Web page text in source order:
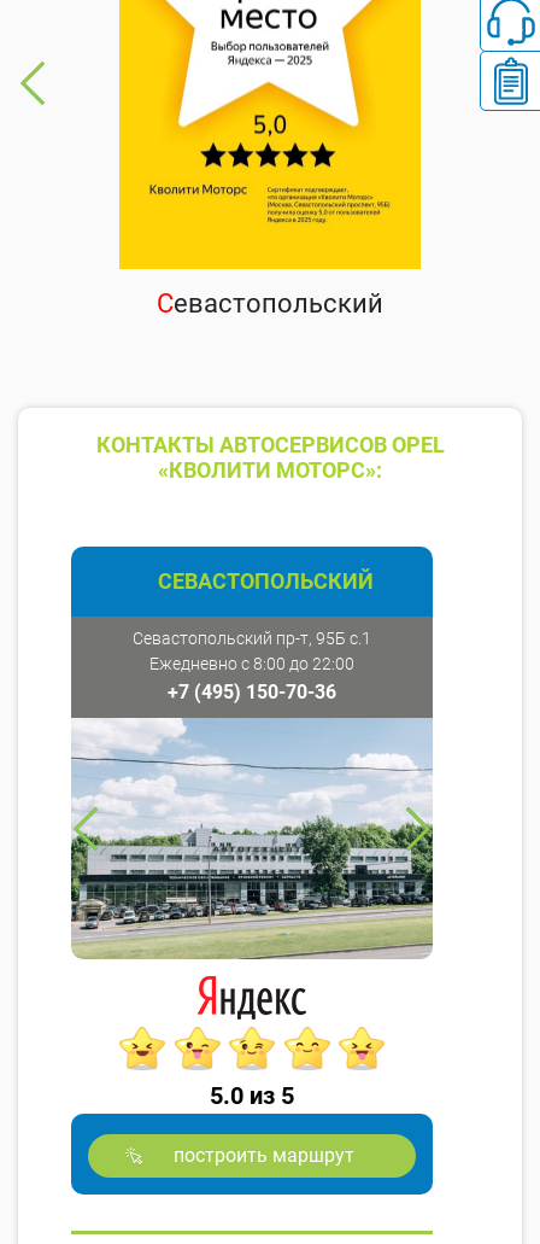
Севастопольский
КОНТАКТЫ АВТОСЕРВИСОВ OPEL
«КВОЛИТИ МОТОРС»:
СЕВАСТОПОЛЬСКИЙ
Севастопольский пр-т, 95Б с.1
Ежедневно с 8:00 до 22:00
+7 (495) 150-70-36
5.0 из 5
построить маршрут